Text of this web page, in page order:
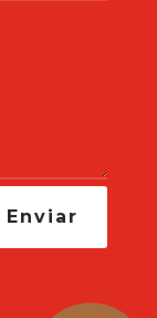
Enviar